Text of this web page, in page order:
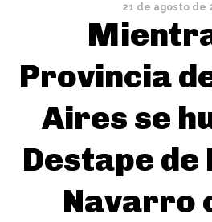
21 de agosto de
Provincia
Aires se
Destape
Navarro